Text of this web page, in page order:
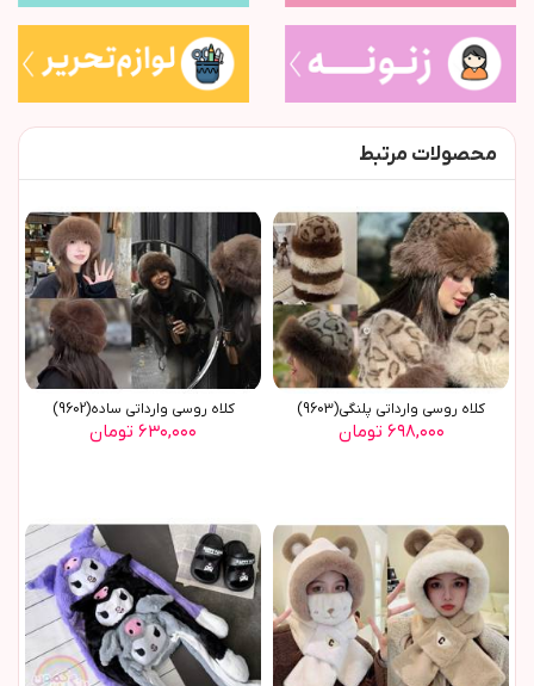
محصولات مرتبط
کلاه روسي وارداتي پلنگي(9603)
۶۹۸,۰۰۰ تومان
کلاه روسي وارداتي ساده(9602)
۶۳۰,۰۰۰ تومان